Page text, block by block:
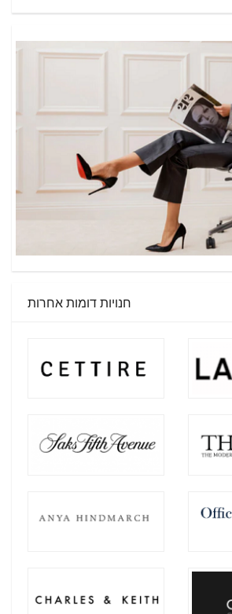
חנויות דומות אחרות